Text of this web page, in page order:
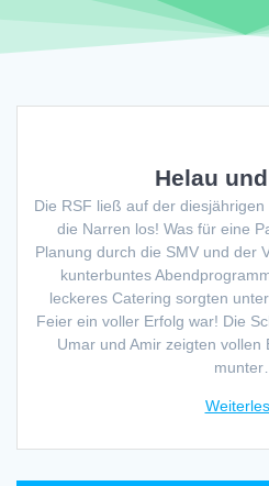
Helau
Die RSF ließ auf der
die Narren los! Was für eine
Planung durch die SMV und der
kunterbuntes
leckeres Catering sorgten
Feier ein voller Erfolg war! Die
Umar und Amir zeigten vollen
munter…